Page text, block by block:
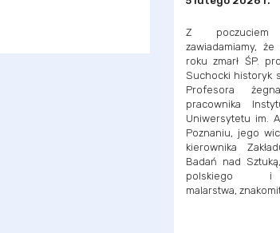
Z
zawiadamiamy,
roku zmarł ŚP.
Suchocki historyk
Profesora
pracownika
Uniwersytetu im.
Poznaniu, jego
kierownika
Badań nad
polskiego i
malarstwa,